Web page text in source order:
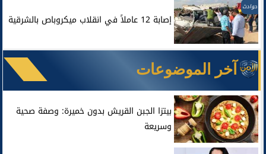
حوادث
إصابة 12 عاملاً في انقلاب ميكروباص بالشرقية
آخر الموضوعات
بيتزا الجبن القريش بدون خميرة: وصفة صحية
وسريعة